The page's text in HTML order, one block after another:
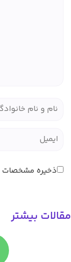
من